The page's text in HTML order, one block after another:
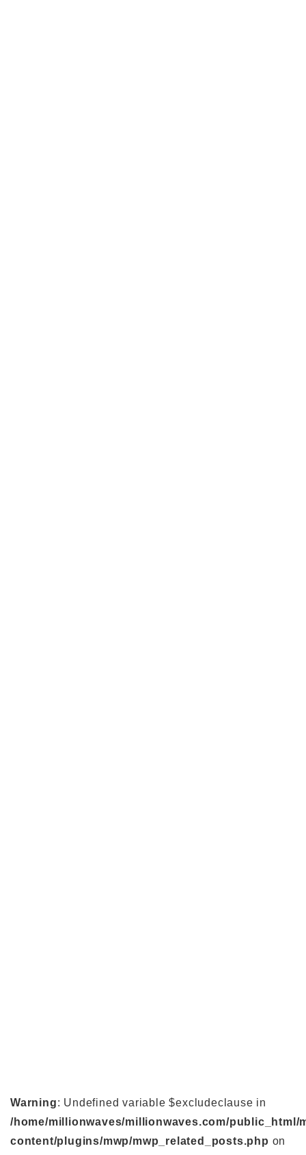
Warning: Undefined variable $excludeclause in
/home/millionwaves/millionwaves.com/public_html/
content/plugins/mwp/mwp_related_posts.php on